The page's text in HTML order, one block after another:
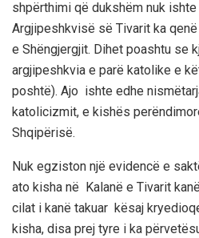
shpërthimi që dukshëm nuk
Argjipeshkvisë së Tivarit ka
e Shëngjergjit. Dihet poashtu se
argjipeshkvia e parë katolike e
poshtë). Ajo ishte edhe
katolicizmit, e kishës
Shqipërisë.
Nuk egziston një evidencë e
ato kisha në Kalanë e Tivarit
cilat i kanë takuar kësaj
kisha, disa prej tyre i ka